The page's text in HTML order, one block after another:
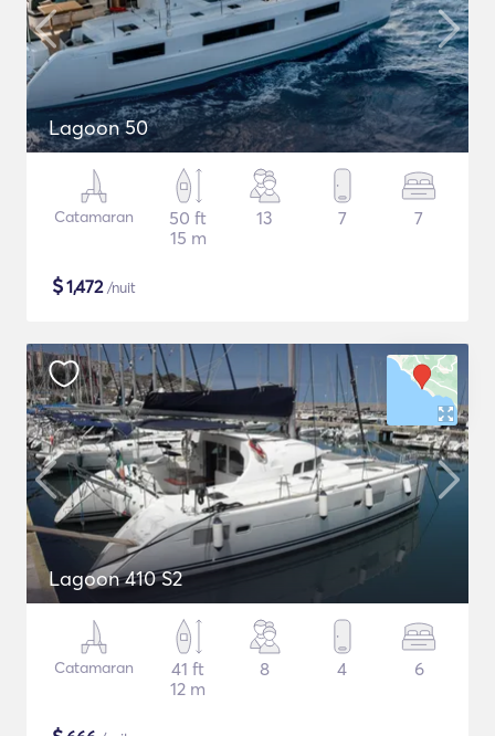
Lagoon 50
Catamaran
50 ft
15 m
13 7 7
$1,472/nuit
Lagoon 410 S2
Catamaran
41 ft
12 m
8 4 6